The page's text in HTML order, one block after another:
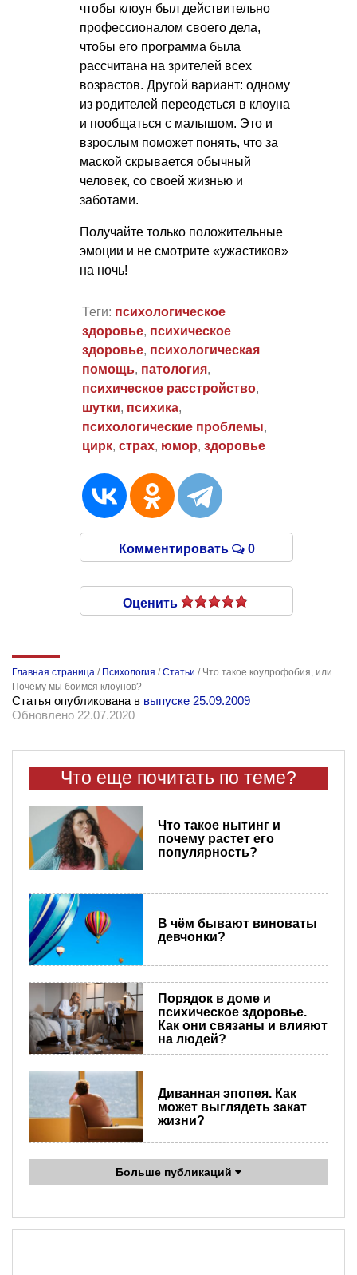
чтобы клоун был действительно
профессионалом своего дела,
чтобы его программа была
рассчитана на зрителей всех
возрастов. Другой вариант: одному
из родителей переодеться в клоуна
и пообщаться с малышом. Это и
взрослым поможет понять, что за
маской скрывается обычный
человек, со своей жизнью и
заботами.
Получайте только положительные
эмоции и не смотрите «ужастиков»
на ночь!
Теги: психологическое
здоровье, психическое
здоровье, психологическая
помощь, патология,
психическое расстройство,
шутки, психика,
психологические проблемы,
цирк, страх, юмор, здоровье
Комментировать 0
Оценить
Главная страница / Психология /Статьи / Что такое коулрофобия, или
Почему мы боимся клоунов?
Статья опубликована в выпуске 25.09.2009
Обновлено 22.07.2020
Что еще почитать по теме?
Что такое нытинг и
почему растет его
популярность?
В чём бывают виноваты
девчонки?
Порядок в доме и
психическое здоровье.
Как они связаны и влияют
на людей?
Диванная эпопея. Как
может выглядеть закат
жизни?
Больше публикаций